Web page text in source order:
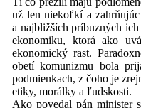
už len niekoľkí a
a najbližších príbuzných
ekonomiku, ktorá ako
ekonomický rast.
obetí komunizmu bola
podmienkach, z čoho je
etiky, morálky a ľudskosti.
Ako povedal pán minister